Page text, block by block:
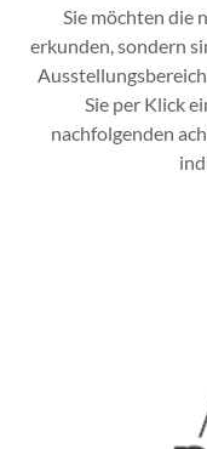
Sie möchten die
erkunden, sondern
Sie per Klick
nachfolgenden